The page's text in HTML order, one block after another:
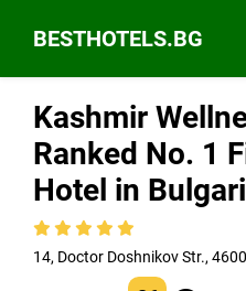
BESTHOTELS.BG
Kashmir
Ranked No. 1
Hotel in
14, Doctor Doshnikov Str.,